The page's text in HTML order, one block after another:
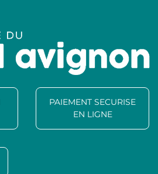
PAIEMENT SECURISE
EN LIGNE